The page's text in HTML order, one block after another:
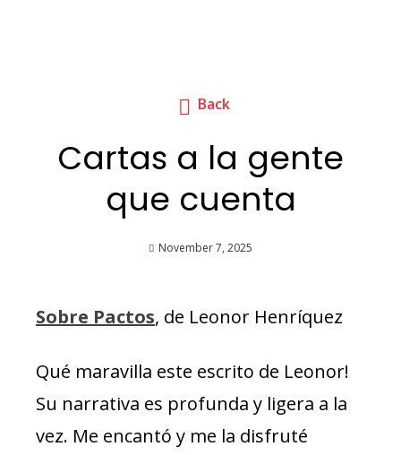
Back
Cartas a la gente
que cuenta
November 7, 2025
Sobre Pactos, de Leonor Henríquez
Qué maravilla este escrito de Leonor!
Su narrativa es profunda y ligera a la
vez. Me encantó y me la disfruté